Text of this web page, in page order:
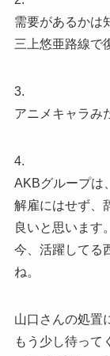
需要があるかは
三上悠亜路線で
3.
アニメキャラみ
4.
AKBグループは
解雇にはせず、
良いと思います。
今、活躍してる
ね。
山口さんの処置
もう少し待って